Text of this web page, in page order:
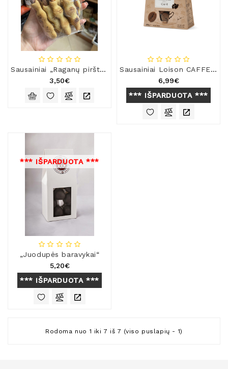
Sausainiai „Raganų piršteliai“
3,50€
Sausainiai Loison CAFFE su kava
6,99€
*** IŠPARDUOTA ***
„Juodupės baravykai“
5,20€
*** IŠPARDUOTA ***
*** IŠPARDUOTA ***
Rodoma nuo 1 iki 7 iš 7 (viso puslapių - 1)